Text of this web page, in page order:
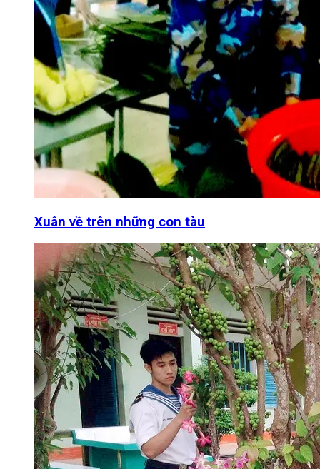
Xuân về trên những con tàu